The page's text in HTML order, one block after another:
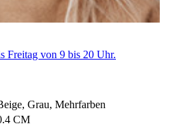
Freitag von 9 bis 20 Uhr.
, Grau, Mehrfarben
CM